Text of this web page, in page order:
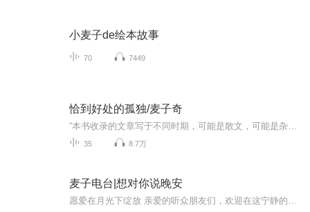
小麦子de绘本故事
70 7449
恰到好处的孤独/麦子奇
35 8.7万
麦子电台|想对你说晚安